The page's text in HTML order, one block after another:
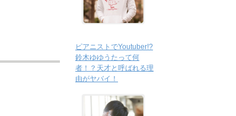
ピアニストでYoutuber!?
鈴木ゆゆうたって何
者！？天才と呼ばれる理
由がヤバイ！